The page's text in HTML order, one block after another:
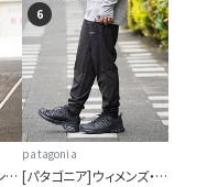
[アークテリクス]コンシール パンツ メンズ
6
patagonia
[パタゴニア]ウィメンズ・テルボンヌ・ジョガーズ